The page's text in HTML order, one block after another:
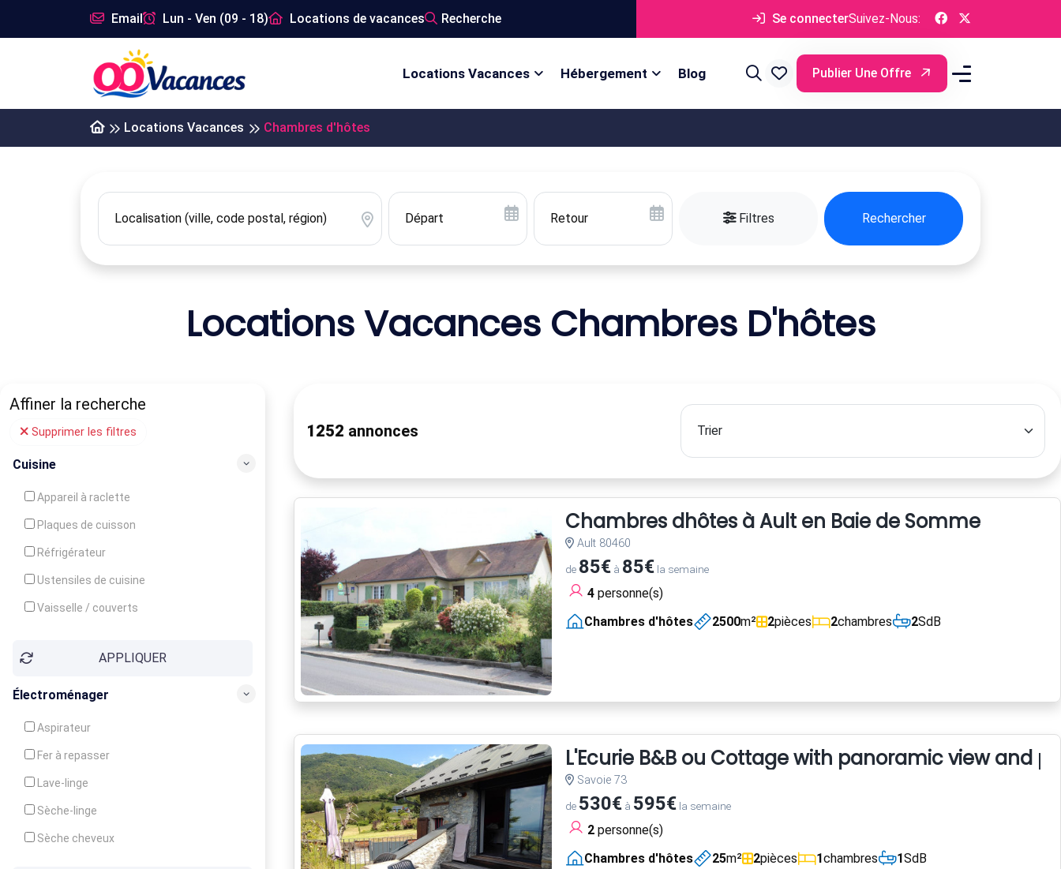
Email Lun - Ven (09 - 18) Locations de vacances Recherche Se connecterSuivez-Nous:
Locations Vacances Hébergement Blog Publier Une Offre
Locations Vacances Chambres d'hôtes
Filtres Rechercher
Locations Vacances Chambres D'hôtes
Affiner la recherche
Supprimer les filtres
Cuisine
Appareil à raclette
Plaques de cuisson
Réfrigérateur
Ustensiles de cuisine
Vaisselle / couverts
Congélateur
APPLIQUER
Électroménager
Aspirateur
Fer à repasser
Lave-linge
Sèche-linge
Sèche cheveux
1252 annonces
Chambres dhôtes à Ault en Baie de Somme
Ault 80460
de 85€à 85€la semaine
4personne(s)
Chambres d'hôtes
2500m² 2pièces 2chambres 2SdB
L'Ecurie B&B ou Cottage with panoramic view and
Savoie 73
de 530€à 595€la semaine
2personne(s)
Chambres d'hôtes
25m² 2pièces 1chambres 1SdB